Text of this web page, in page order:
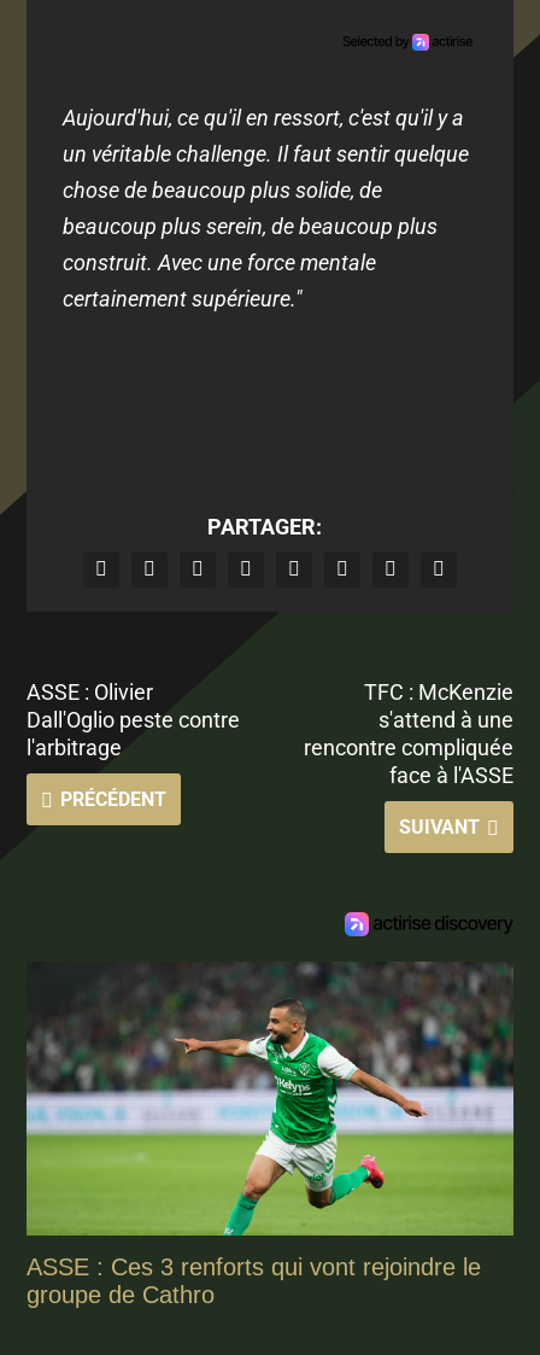
Aujourd'hui, ce qu'il en ressort, c'est qu'il y a
un véritable challenge. Il faut sentir quelque
chose de beaucoup plus solide, de
beaucoup plus serein, de beaucoup plus
construit. Avec une force mentale
certainement supérieure."
PARTAGER:
ASSE : Olivier
Dall'Oglio peste contre
l'arbitrage
PRÉCÉDENT
TFC : McKenzie
s'attend à une
rencontre compliquée
face à l'ASSE
SUIVANT
ASSE : Ces 3 renforts qui vont rejoindre le
groupe de Cathro